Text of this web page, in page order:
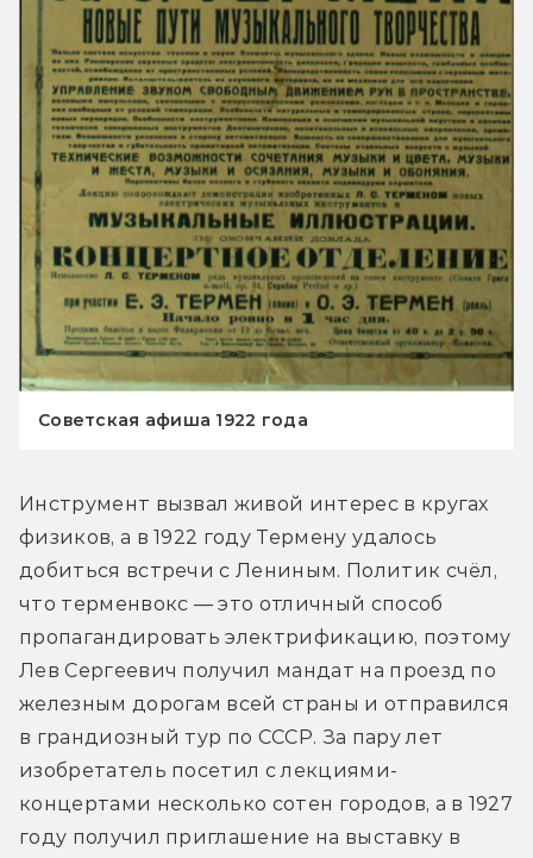
Советская афиша 1922 года
Инструмент вызвал живой интерес в кругах
физиков, а в 1922 году Термену удалось
добиться встречи с Лениным. Политик счёл,
что терменвокс — это отличный способ
пропагандировать электрификацию, поэтому
Лев Сергеевич получил мандат на проезд по
железным дорогам всей страны и отправился
в грандиозный тур по СССР. За пару лет
изобретатель посетил с лекциями-
концертами несколько сотен городов, а в 1927
году получил приглашение на выставку в